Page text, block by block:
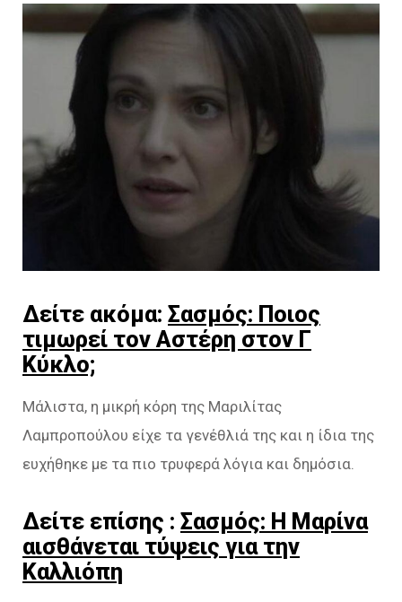
Δείτε ακόμα: Σασμός: Ποιος
τιμωρεί τον Αστέρη στον Γ
Kύκλο;
Μάλιστα, η μικρή κόρη της Μαριλίτας
Λαμπροπούλου είχε τα γενέθλιά της και η ίδια της
ευχήθηκε με τα πιο τρυφερά λόγια και δημόσια.
Δείτε επίσης : Σασμός: Η Μαρίνα
αισθάνεται τύψεις για την
Καλλιόπη